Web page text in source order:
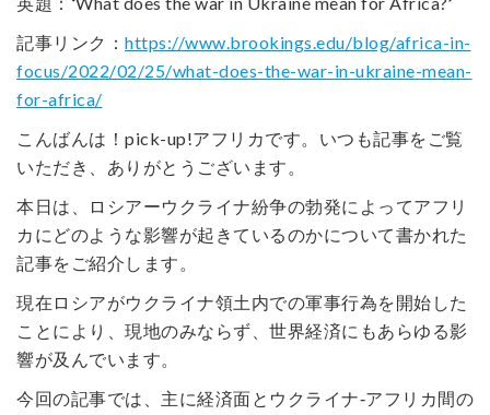
記事リンク： https://www.brookings.edu/blog/africa-in-
focus/2022/02/25/what-does-the-war-in-ukraine-mean-
for-africa/
こんばんは！pick-up!アフリカです。いつも記事をご覧
いただき、ありがとうございます。
本日は、ロシアーウクライナ紛争の勃発によってアフリ
カにどのような影響が起きているのかについて書かれた
記事をご紹介します。
現在ロシアがウクライナ領土内での軍事行為を開始した
ことにより、現地のみならず、世界経済にもあらゆる影
響が及んでいます。
今回の記事では、主に経済面とウクライナ‐アフリカ間の